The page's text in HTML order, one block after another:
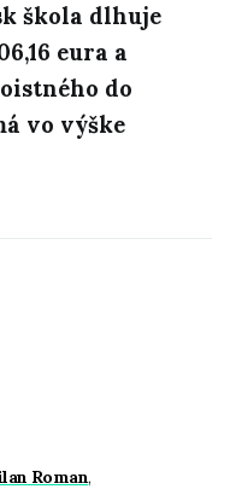
Roman,
škola dlhuje
eura a
do
vo výške